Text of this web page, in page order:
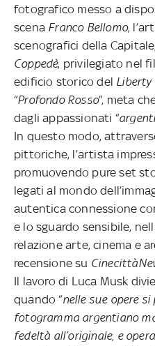
fotografico messo a
scena Franco Bellomo,
scenografici della
Coppedè, privilegiato nel
edificio storico del Liberty
“Profondo Rosso”, meta
dagli appassionati “
In questo modo,
pittoriche, l’artista
promuovendo pure set
legati al mondo
autentica connessione
e lo sguardo sensibile,
relazione arte, cinema e
recensione su
Il lavoro di Luca Musk
quando “nelle sue opere
fotogramma argentiano
fedeltà all’originale, e